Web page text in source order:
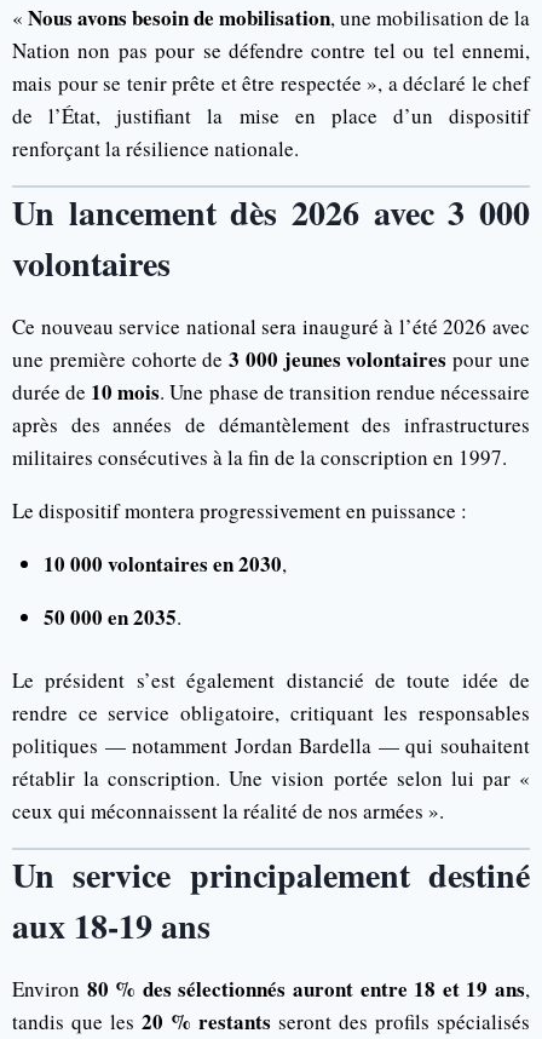
« Nous avons besoin de mobilisation, une mobilisation de la
Nation non pas pour se défendre contre tel ou tel ennemi,
mais pour se tenir prête et être respectée », a déclaré le chef
de l’État, justifiant la mise en place d’un dispositif
renforçant la résilience nationale.
Un lancement dès 2026 avec 3 000
volontaires
Ce nouveau service national sera inauguré à l’été 2026 avec
une première cohorte de3 000 jeunes volontaires pour une
durée de 10 mois. Une phase de transition rendue nécessaire
après des années de démantèlement des infrastructures
militaires consécutives à la fin de la conscription en 1997.
Le dispositif montera progressivement en puissance :
10 000 volontaires en 2030,
50 000 en 2035.
Le président s’est également distancié de toute idée de
rendre ce service obligatoire, critiquant les responsables
politiques — notamment Jordan Bardella — qui souhaitent
rétablir la conscription. Une vision portée selon lui par «
ceux qui méconnaissent la réalité de nos armées ».
Un service principalement destiné
aux 18-19 ans
Environ 80 % des sélectionnés auront entre 18 et 19 ans,
tandis que les 20 % restants seront des profils spécialisés